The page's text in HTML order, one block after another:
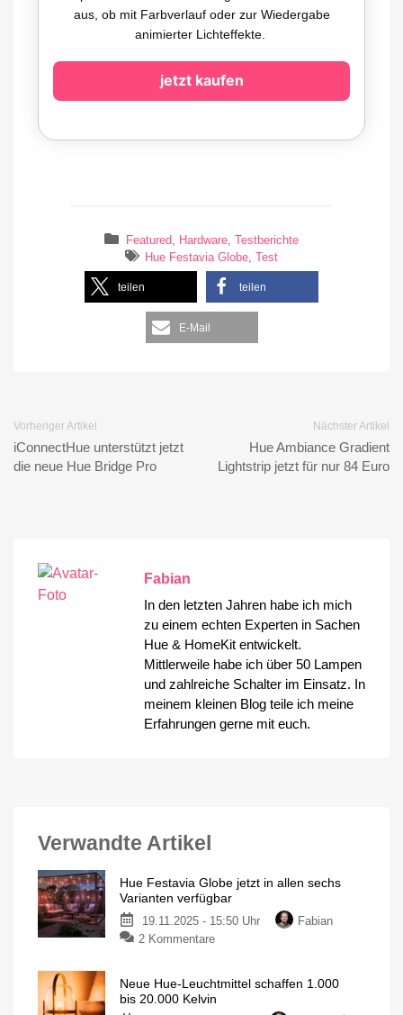
aus, ob mit Farbverlauf oder zur Wiedergabe
animierter Lichteffekte.
jetzt kaufen
Featured, Hardware,Testberichte
Hue Festavia Globe, Test
teilen teilen
E-Mail
Vorheriger Artikel
iConnectHue unterstützt jetzt
die neue Hue Bridge Pro
Nächster Artikel
Hue Ambiance Gradient
Lightstrip jetzt für nur 84 Euro
Fabian
In den letzten Jahren habe ich mich
zu einem echten Experten in Sachen
Hue & HomeKit entwickelt.
Mittlerweile habe ich über 50 Lampen
und zahlreiche Schalter im Einsatz. In
meinem kleinen Blog teile ich meine
Erfahrungen gerne mit euch.
Verwandte Artikel
Hue Festavia Globe jetzt in allen sechs
Varianten verfügbar
19.11.2025 - 15:50 Uhr
Fabian
2 Kommentarezu
Globe
jetzt
Neue Hue-Leuchtmittel schaffen 1.000
bis 20.000 Kelvin